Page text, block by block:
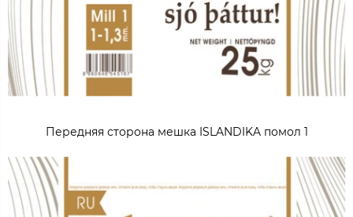
Передняя сторона мешка ISLANDIKA помол 1